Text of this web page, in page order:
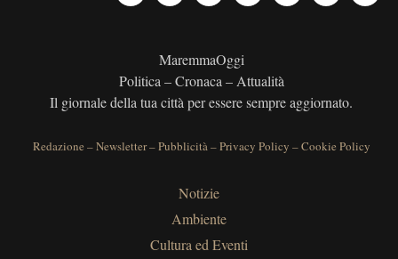
MaremmaOggi
Politica – Cronaca – Attualità
Il giornale della tua città per essere sempre aggiornato.
Redazione –Newsletter–Pubblicità –Privacy Policy –Cookie Policy
Notizie
Ambiente
Cultura ed Eventi